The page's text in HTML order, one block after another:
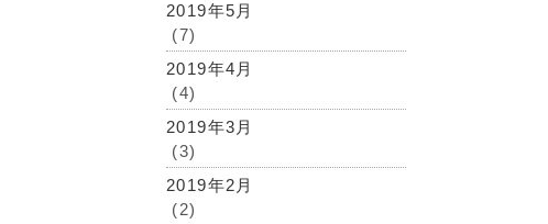
2019年5月
(7)
2019年4月
(4)
2019年3月
(3)
2019年2月
(2)